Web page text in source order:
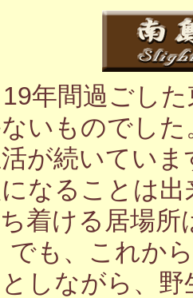
年間過ごし
いものでし
が続いてい
なることは
着ける居場
でも、これか
しながら、